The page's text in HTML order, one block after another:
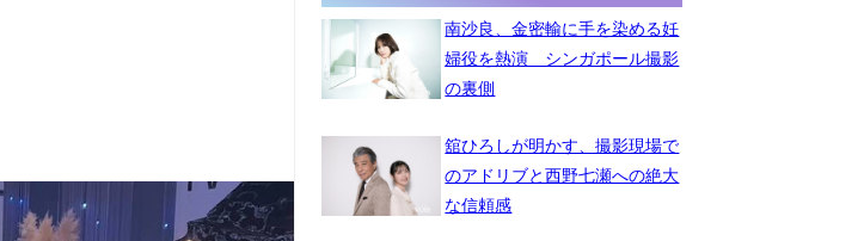
南沙良、金密輸に手を染める妊
婦役を熱演 シンガポール撮影
の裏側
舘ひろしが明かす、撮影現場で
のアドリブと西野七瀬への絶大
な信頼感